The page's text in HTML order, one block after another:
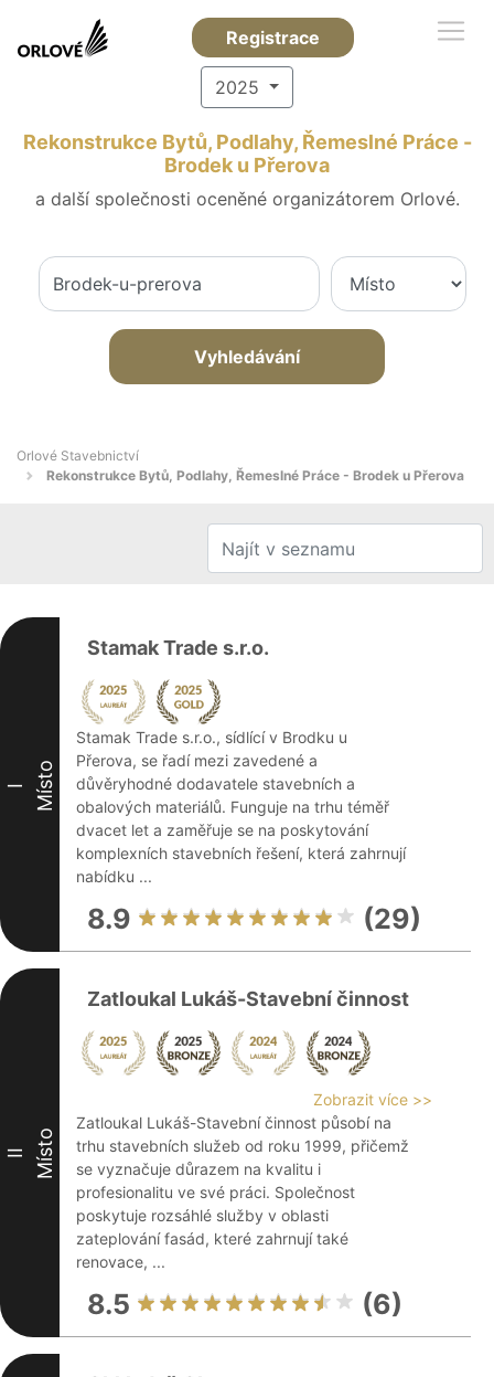
Registrace
2025
Rekonstrukce Bytů, Podlahy, Řemeslné Práce -
Brodek u Přerova
a další společnosti oceněné organizátorem Orlové.
Vyhledávání
Orlové Stavebnictví
Rekonstrukce Bytů, Podlahy, Řemeslné Práce - Brodek u Přerova
I Místo
Stamak Trade s.r.o.
Stamak Trade s.r.o., sídlící v Brodku u
Přerova, se řadí mezi zavedené a
důvěryhodné dodavatele stavebních a
obalových materiálů. Funguje na trhu téměř
dvacet let a zaměřuje se na poskytování
komplexních stavebních řešení, která zahrnují
nabídku ...
8.9 (29)
II Místo
Zatloukal Lukáš-Stavební činnost
Zobrazit více >>
Zatloukal Lukáš-Stavební činnost působí na
trhu stavebních služeb od roku 1999, přičemž
se vyznačuje důrazem na kvalitu i
profesionalitu ve své práci. Společnost
poskytuje rozsáhlé služby v oblasti
zateplování fasád, které zahrnují také
renovace, ...
8.5 (6)